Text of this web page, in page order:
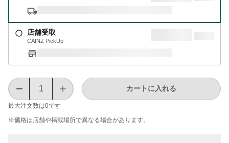
店舗受取
CAINZ PickUp
最大注文数は0です
カートに入れる
※価格は​店舗や​掲載場所で​異なる​場合が​あります。